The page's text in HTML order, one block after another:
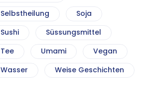
Selbstheilung
Soja
Sushi
Süssungsmittel
Tee
Umami
Vegan
Wasser
Weise Geschichten